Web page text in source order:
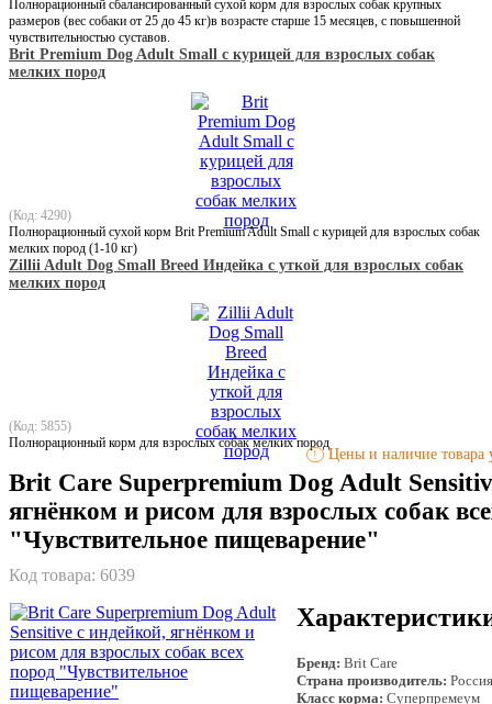
Полнорационный сбалансированный сухой корм для взрослых собак крупных
размеров (вес собаки от 25 до 45 кг)в возрасте старше 15 месяцев, с повышенной
чувствительностью суставов.
Brit Premium Dog Adult Small с курицей для взрослых собак
мелких пород
(Код: 4290)
Полнорационный сухой корм Brit Premium Adult Small с курицей для взрослых собак
мелких пород (1-10 кг)
Zillii Adult Dog Small Breed Индейка с уткой для взрослых собак
мелких пород
(Код: 5855)
Полнорационный корм для взрослых собак мелких пород
! Цены и наличие товара
Brit Care Superpremium Dog Adult
ягнёнком и рисом для взрослых собак
"Чувствительное пищеварение"
Код товара: 6039
Бренд: Brit Care
Страна производитель: Россия
Класс корма: Суперпремеум